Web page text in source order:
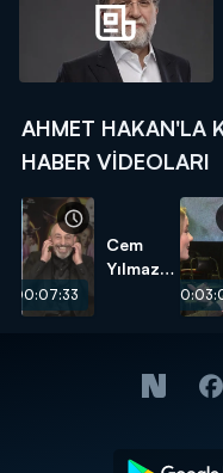
AHMET HAKAN'LA
HABER VIDEOLARI
00:07:33
Cem
Yılmaz
anlattı!